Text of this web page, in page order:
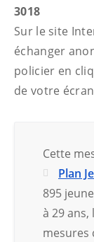
3018
Sur le site
échanger
policier en
de votre
Cette
Plan
895
à 29 ans,
mesures